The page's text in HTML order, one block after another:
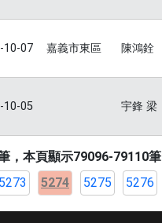
10-07 嘉義市東區 陳鴻銓
10-05 宇鋒 梁
，本頁顯示79096-79110筆
5273 5274 5275 5276